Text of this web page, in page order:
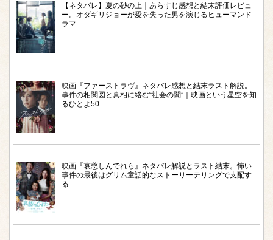
【ネタバレ】夏の砂の上｜あらすじ感想と結末評価レビュ
ー。オダギリジョーが愛を失った男を演じるヒューマンド
ラマ
映画『ファーストラヴ』ネタバレ感想と結末ラスト解説。
事件の相関図と真相に絡む“社会の闇”｜映画という星空を知
るひとよ50
映画『哀愁しんでれら』ネタバレ解説とラスト結末。怖い
事件の最後はグリム童話的なストーリーテリングで支配す
る